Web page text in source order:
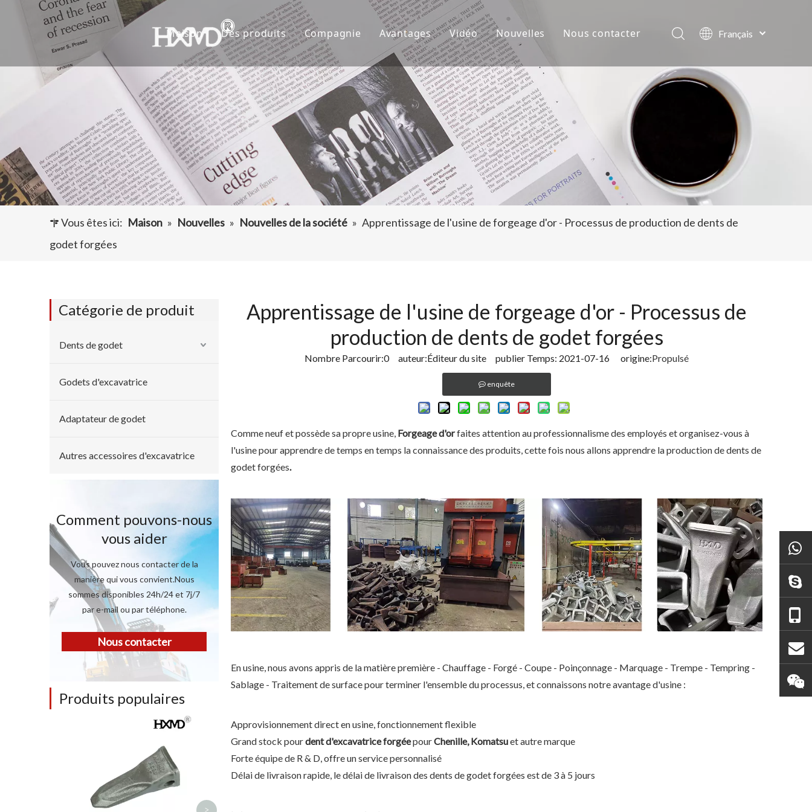
Maison Des produits
Dents de godet
Godet d'excavatrice
Adaptateur de dents de godet
Autres accessoires d'excavatrice
Compagnie
À propos de nous
Culture
Avantages
R&D
Production
Service
Vidéo Nouvelles
Nouvelles de la société
Projets
Nous contacter
Français
Español
Pусский
العربية
English
Vous êtes ici: Maison » Nouvelles » Nouvelles de la société » Apprentissage de l'usine de forgeage d'or - Processus de production de dents de
godet forgées
Catégorie de produit
Dents de godet
Godets d'excavatrice
Adaptateur de godet
Autres accessoires d'excavatrice
Comment pouvons-nous
vous aider
Vous pouvez nous contacter de la
manière qui vous convient.Nous
sommes disponibles 24h/24 et 7j/7
par e-mail ou par téléphone.
Nous contacter
Produits populaires
Forgeage d'or 2713-1217,
pointe de dent pour Doosan
DH220
Goupille de dent 6y3228 et
dispositif de retenue
8e6259 pour dent de godet
6Y3222
Galet de chenille D8N Cat
Galet de butée
>
Apprentissage de l'usine de forgeage d'or - Processus de
production de dents de godet forgées
Nombre Parcourir:0auteur:Éditeur du site publier Temps: 2021-07-16 origine:Propulsé
enquête
Comme neuf et possède sa propre usine, Forgeage d'orfaites attention au professionnalisme des employés et organisez-vous à
l'usine pour apprendre de temps en temps la connaissance des produits, cette fois nous allons apprendre la production dedents de
godet forgées.
En usine, nous avons appris de la matière première - Chauffage - Forgé - Coupe - Poinçonnage - Marquage - Trempe - Tempring -
Sablage - Traitement de surface pour terminer l'ensemble du processus, et connaissons notre avantage d'usine :
Approvisionnement direct en usine, fonctionnement flexible
Grand stock pourdent d'excavatrice forgéepourChenille, Komatsuet autre marque
Forte équipe de R & D, offre un service personnalisé
Délai de livraison rapide, le délai de livraison des dents de godet forgées est de 3 à 5 jours